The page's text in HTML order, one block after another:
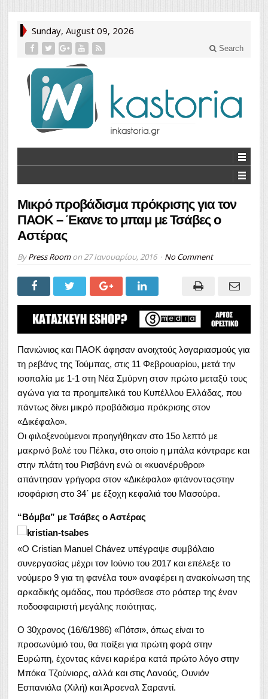
Sunday, August 09, 2026
Search
Μικρό προβάδισμα πρόκρισης για τον
ΠΑΟΚ – Έκανε το μπαμ με Τσάβες ο
Αστέρας
ByPress Roomon 27 Ιανουαρίου, 2016 No Comment
Πανιώνιος και ΠΑΟΚ άφησαν ανοιχτούς λογαριασμούς για
τη ρεβάνς της Τούμπας, στις 11 Φεβρουαρίου, μετά την
ισοπαλία με 1-1 στη Νέα Σμύρνη στον πρώτο μεταξύ τους
αγώνα για τα προημιτελικά του Κυπέλλου Ελλάδας, που
πάντως δίνει μικρό προβάδισμα πρόκρισης στον
«Δικέφαλο».
Oι φιλοξενούμενοι προηγήθηκαν στο 15ο λεπτό με
μακρινό βολέ του Πέλκα, στο οποίο η μπάλα κόντραρε και
στην πλάτη του Ρισβάνη ενώ οι «κυανέρυθροι»
απάντησαν γρήγορα στον «Δικέφαλο» φτάνονταςστην
ισοφάριση στο 34΄ με έξοχη κεφαλιά του Μασούρα.
“Βόμβα” με Τσάβες ο Αστέρας
«Ο Cristian Manuel Chávez υπέγραψε συμβόλαιο
συνεργασίας μέχρι τον Ιούνιο του 2017 και επέλεξε το
νούμερο 9 για τη φανέλα του» αναφέρει η ανακοίνωση της
αρκαδικής ομάδας, που πρόσθεσε στο ρόστερ της έναν
ποδοσφαιριστή μεγάλης ποιότητας.
Ο 30χρονος (16/6/1986) «Πότσι», όπως είναι το
προσωνύμιό του, θα παίξει για πρώτη φορά στην
Ευρώπη, έχοντας κάνει καριέρα κατά πρώτο λόγο στην
Μπόκα Τζούνιορς, αλλά και στις Λανούς, Ουνιόν
Εσπανιόλα (Χιλή) και Άρσεναλ Σαραντί.